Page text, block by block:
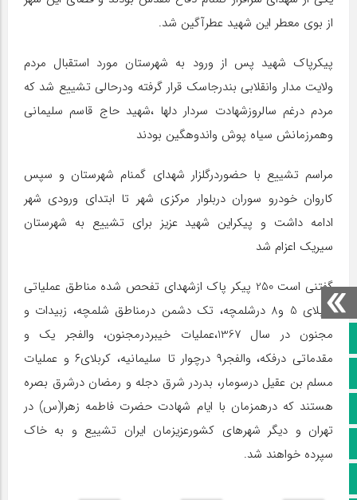
صفحه نخست
کانال ایتا
از بوی معطر این شهید عطرآگین شد.
پیکرپاک شهید پس از ورود به شهرستان مورد استقبال مردم
ولایت مدار وانقلابی بندرجاسک قرار گرفته ودرحالی تشییع شد که
مردم درغم سالروزشهادت سردار دلها ،شهید حاج قاسم سلیمانی
وهمرزمانش سیاه پوش واندوهگین بودند
مراسم تشییع با حضوردرگلزار شهدای گمنام شهرستان و سپس
کاروان خودرو سوران دربلوار مرکزی شهر تا ابتدای ورودی شهر
ادامه داشت و پیکراین شهید عزیز برای تشییع به شهرستان
سیریک اعزام شد
گفتنی است 250 پیکر پاک ازشهدای تفحص شده مناطق عملیاتی
کربلای 5 و8 درشلمچه، تک دشمن درمناطق شلمچه، زبیدات و
مجنون در سال 1367،عملیات خیبردرمجنون، والفجر یک و
مقدماتی درفکه، والفجر۹ درچوار تا سلیمانیه، کربلای۶ و عملیات
مسلم بن عقیل درسومار، بدردر شرق دجله و رمضان درشرق بصره
هستند که درهمزمان با ایام شهادت حضرت فاطمه زهرا(س) در
تهران و دیگر شهرهای کشورعزیزمان ایران تشییع و به خاک
سپرده خواهند شد.